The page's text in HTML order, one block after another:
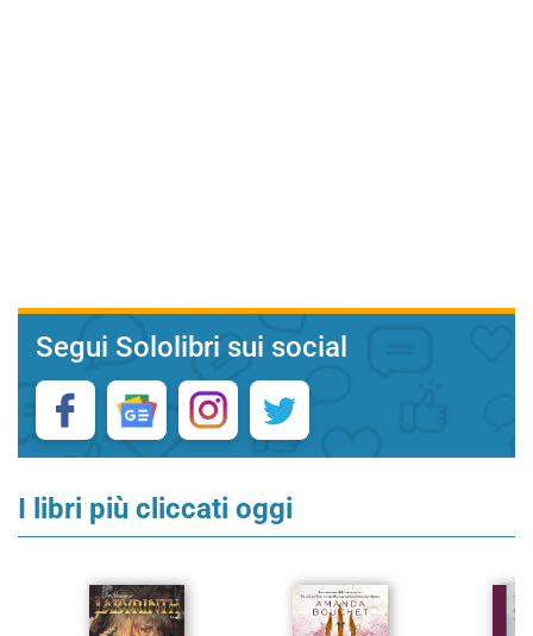
Segui Sololibri sui social
I libri più cliccati oggi